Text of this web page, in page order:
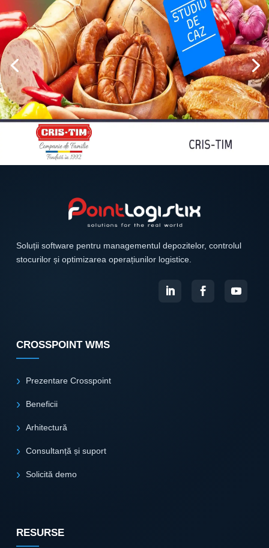
Soluții software pentru managementul depozitelor, controlul
stocurilor și optimizarea operațiunilor logistice.
CROSSPOINT WMS
Prezentare Crosspoint
Beneficii
Arhitectură
Consultanță și suport
Solicită demo
RESURSE